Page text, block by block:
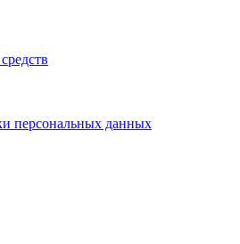
персональных данных